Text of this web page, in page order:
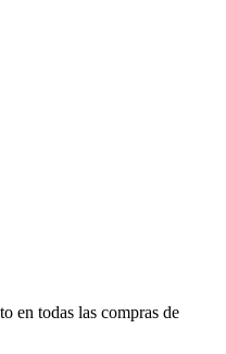
en todas las compras de